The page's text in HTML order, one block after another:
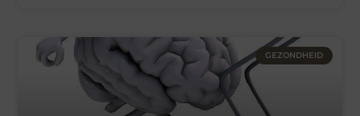
GEZONDHEID